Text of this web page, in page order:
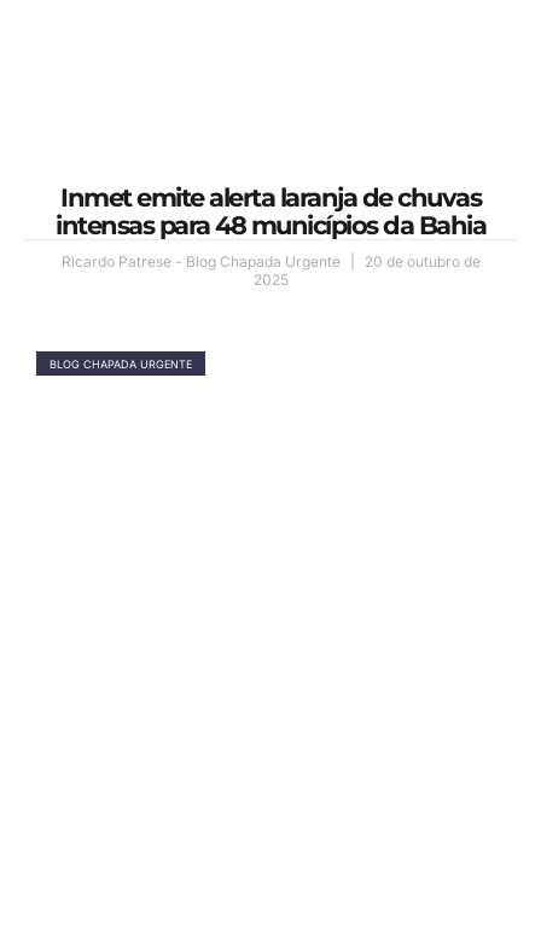
Inmet emite alerta laranja de chuvas
intensas para 48 municípios da Bahia
Ricardo Patrese - Blog Chapada Urgente
20 de outubro de
2025
BLOG CHAPADA URGENTE